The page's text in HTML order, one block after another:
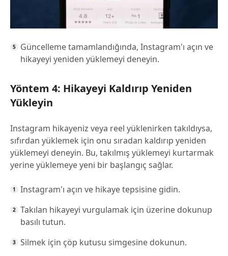
Güncelleme tamamlandığında, Instagram'ı açın ve
hikayeyi yeniden yüklemeyi deneyin.
Yöntem 4: Hikayeyi Kaldırıp Yeniden
Yükleyin
Instagram hikayeniz veya reel yüklenirken takıldıysa,
sıfırdan yüklemek için onu sıradan kaldırıp yeniden
yüklemeyi deneyin. Bu, takılmış yüklemeyi kurtarmak
yerine yüklemeye yeni bir başlangıç sağlar.
Instagram'ı açın ve hikaye tepsisine gidin.
Takılan hikayeyi vurgulamak için üzerine dokunup
basılı tutun.
Silmek için çöp kutusu simgesine dokunun.